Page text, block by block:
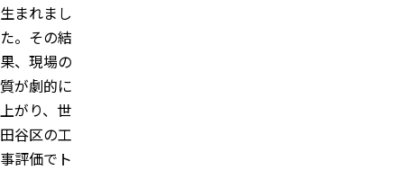
生まれまし
た。その結
果、現場の
質が劇的に
上がり、世
田谷区の工
事評価でト